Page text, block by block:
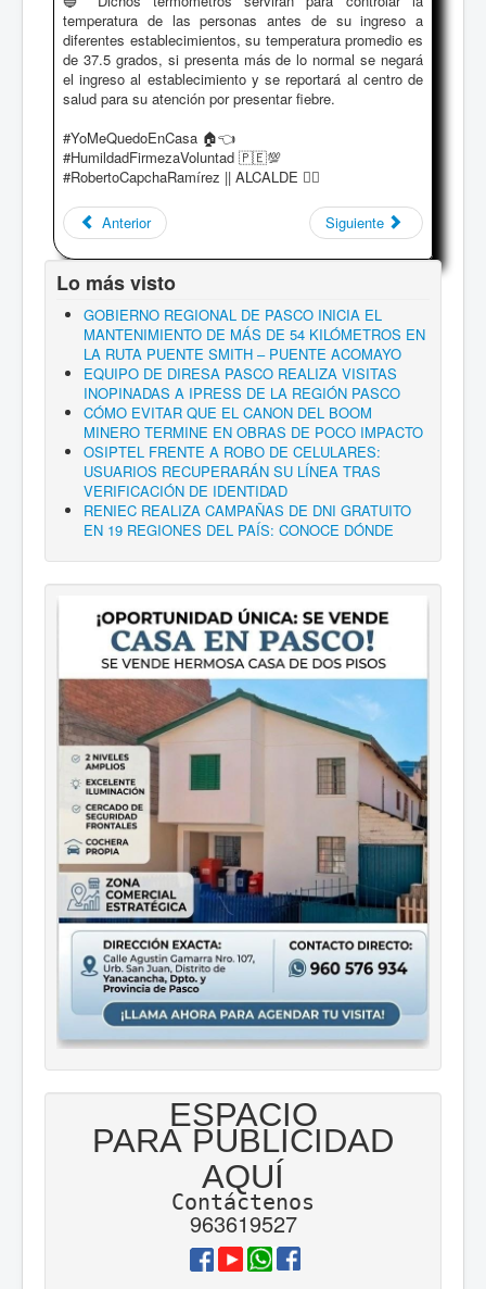
temperatura de las personas antes de su ingreso a
diferentes establecimientos, su temperatura promedio es
de 37.5 grados, si presenta más de lo normal se negará
el ingreso al establecimiento y se reportará al centro de
salud para su atención por presentar fiebre.
#YoMeQuedoEnCasa 🏠👈
#HumildadFirmezaVoluntad 🇵🇪💯
#RobertoCapchaRamírez || ALCALDE 🙋‍♂️
Anterior Siguiente
Lo más visto
GOBIERNO REGIONAL DE PASCO INICIA EL
MANTENIMIENTO DE MÁS DE 54 KILÓMETROS EN
LA RUTA PUENTE SMITH – PUENTE ACOMAYO
EQUIPO DE DIRESA PASCO REALIZA VISITAS
INOPINADAS A IPRESS DE LA REGIÓN PASCO
CÓMO EVITAR QUE EL CANON DEL BOOM
MINERO TERMINE EN OBRAS DE POCO IMPACTO
OSIPTEL FRENTE A ROBO DE CELULARES:
USUARIOS RECUPERARÁN SU LÍNEA TRAS
VERIFICACIÓN DE IDENTIDAD
RENIEC REALIZA CAMPAÑAS DE DNI GRATUITO
EN 19 REGIONES DEL PAÍS: CONOCE DÓNDE
ESPACIO
PARA PUBLICIDAD
AQUÍ
Contáctenos
963619527